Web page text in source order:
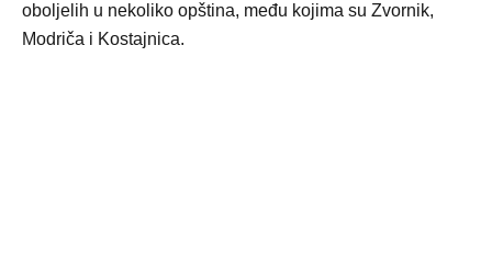
oboljelih u nekoliko opština, među kojima su Zvornik,
Modriča i Kostajnica.